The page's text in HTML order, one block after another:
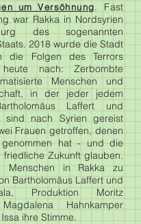
um Versöhnung. Fast
war Rakka in Nordsyrien
des sogenannten
2018 wurde die Stadt
die Folgen des Terrors
nach: Zerbombte
Menschen und
in der jeder jedem
Laffert und
sind nach Syrien gereist
Frauen getroffen, denen
hat - und die
Zukunft glauben.
Menschen in Rakka zu
Bartholomäus Laffert und
Produktion Moritz
Hahnkamper
ihre Stimme.